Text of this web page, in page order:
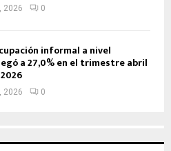
2026 0
informal a nivel
a 27,0% en el trimestre abril
2026 0